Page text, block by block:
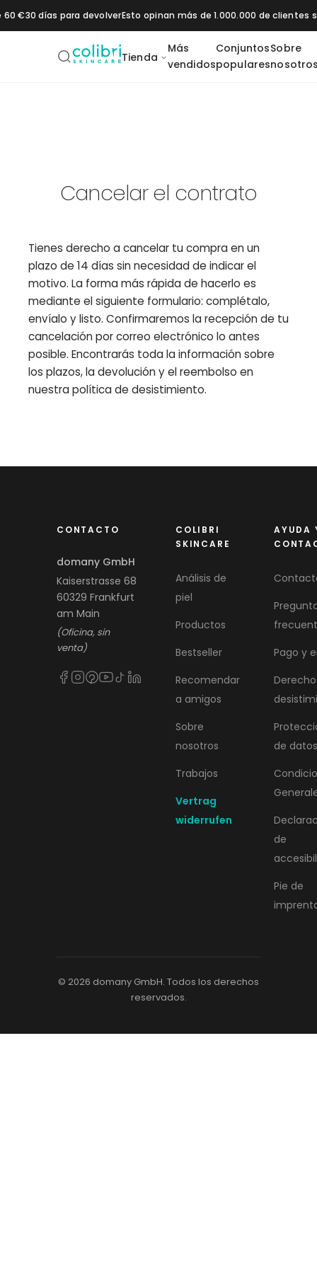
Saltar al contenido
60 €30 días para devolverEsto opinan más de 1.000.000 de
Tienda
Más
vendidos
Conjuntos
populares
Sobre
Cancelar el contrato
Tienes derecho a cancelar tu compra en un
plazo de 14 días sin necesidad de indicar el
motivo. La forma más rápida de hacerlo es
mediante el siguiente formulario: complétalo,
envíalo y listo. Confirmaremos la recepción de tu
cancelación por correo electrónico lo antes
posible. Encontrarás toda la información sobre
los plazos, la devolución y el reembolso en
nuestra política de desistimiento.
CONTACTO
domany GmbH
Kaiserstrasse 68
60329 Frankfurt
am Main
(Oficina, sin
venta)
COLIBRI
SKINCARE
Análisis de
piel
Productos
Bestseller
Recomendar
a amigos
Sobre
nosotros
Trabajos
Vertrag
widerrufen
AYUDA
Pago y
de datos
de
Pie de
© 2026 domany GmbH. Todos los derechos
reservados.